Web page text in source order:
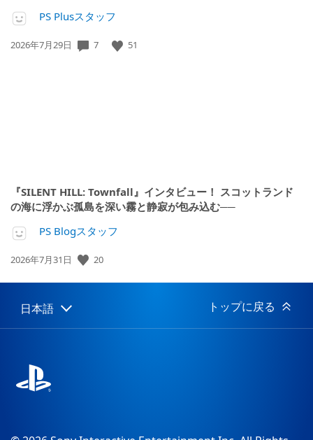
PS Plusスタッフ
公
2026年7月29日 7 51
『SILENT HILL: Townfall』インタビュー！ スコットランド
の海に浮かぶ孤島を深い霧と静寂が包み込む──
PS Blogスタッフ
公
日:
2026年7月31日 20
Select
a
Current
region:
日本語 トップに戻る